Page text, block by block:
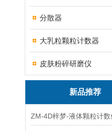
分散器
大乳粒颗粒计数器
皮肤粉碎研磨仪
新品推荐